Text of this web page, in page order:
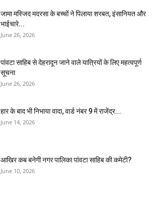
जामा मस्जिद मदरसा के बच्चों ने पिलाया शरबत, इंसानियत और
भाईचारे...
June 26, 2026
पांवटा साहिब से देहरादून जाने वाले यात्रियों के लिए महत्वपूर्ण
सूचना
June 26, 2026
हार के बाद भी निभाया वादा, वार्ड नंबर 9 में राजेंद्र...
June 14, 2026
आखिर कब बनेगी नगर पालिका पांवटा साहिब की कमेटी?
June 10, 2026